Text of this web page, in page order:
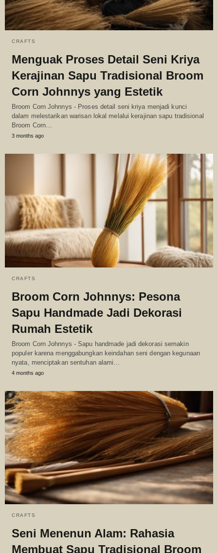
CRAFTS
Menguak Proses Detail Seni Kriya
Kerajinan Sapu Tradisional Broom
Corn Johnnys yang Estetik
Broom Corn Johnnys - Proses detail seni kriya menjadi kunci
dalam melestarikan warisan lokal melalui kerajinan sapu tradisional
Broom Corn…
3 months ago
CRAFTS
Broom Corn Johnnys: Pesona
Sapu Handmade Jadi Dekorasi
Rumah Estetik
Broom Corn Johnnys - Sapu handmade jadi dekorasi semakin
populer karena menggabungkan keindahan seni dengan kegunaan
nyata, menciptakan sentuhan alami…
4 months ago
CRAFTS
Seni Menenun Alam: Rahasia
Membuat Sapu Tradisional Broom